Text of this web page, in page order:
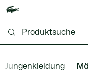
Jungenkleidung